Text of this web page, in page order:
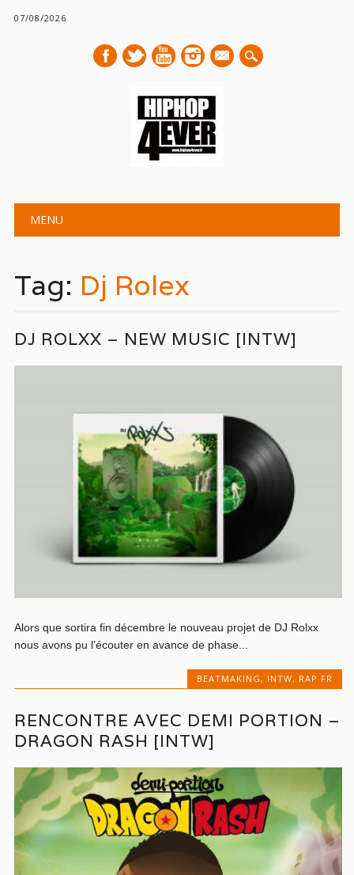
07/08/2026
mail
Main menu
MENU
Tag: Dj Rolex
DJ ROLXX – NEW MUSIC [INTW]
Alors que sortira fin décembre le nouveau projet de DJ Rolxx
nous avons pu l’écouter en avance de phase...
BEATMAKING, INTW, RAP FR
RENCONTRE AVEC DEMI PORTION –
DRAGON RASH [INTW]